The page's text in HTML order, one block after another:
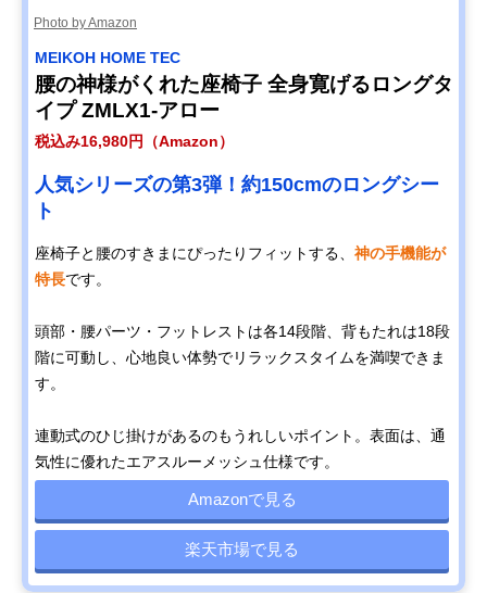
Photo by Amazon
MEIKOH HOME TEC
腰の神様がくれた座椅子 全身寛げるロングタ
イプ ZMLX1-アロー
税込み16,980円（Amazon）
人気シリーズの第3弾！約150cmのロングシー
ト
座椅子と腰のすきまにぴったりフィットする、 神の手機能が
特長です。
頭部・腰パーツ・フットレストは各14段階、背もたれは18段
階に可動し、心地良い体勢でリラックスタイムを満喫できま
す。
連動式のひじ掛けがあるのもうれしいポイント。表面は、通
気性に優れたエアスルーメッシュ仕様です。
Amazonで見る
楽天市場で見る